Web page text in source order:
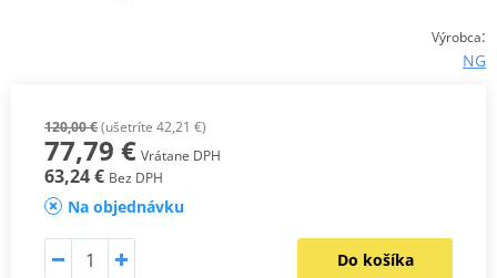
Výrobca:
NG
120,00 €(ušetríte 42,21 €)
77,79 € Vrátane DPH
63,24 € Bez DPH
Na objednávku
Do košíka